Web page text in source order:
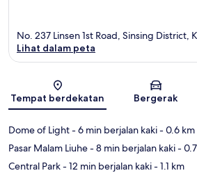
Peta
No. 237 Linsen 1st Road, Sinsing District,
Lihat dalam peta
Tempat berdekatan Bergerak
Dome of Light- 6 min berjalan kaki- 0.6 km
Pasar Malam Liuhe- 8 min berjalan kaki-
Central Park- 12 min berjalan kaki- 1.1 km